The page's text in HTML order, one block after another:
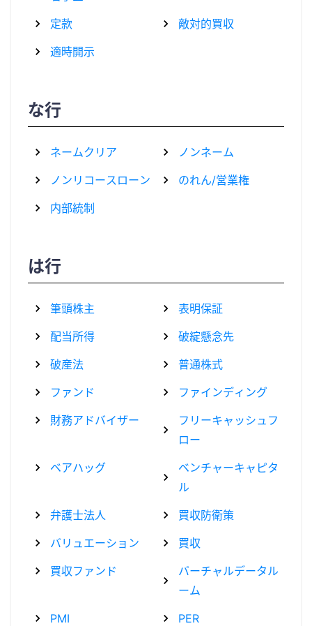
定款
敵対的買収
適時開示
な行
ネームクリア
ノンネーム
ノンリコースローン
のれん/営業権
内部統制
は行
筆頭株主
表明保証
配当所得
破綻懸念先
破産法
普通株式
ファンド
ファインディング
財務アドバイザー
フリーキャッシュフ
ロー
ベアハッグ
ベンチャーキャピタ
ル
弁護士法人
買収防衛策
バリュエーション
買収
買収ファンド
バーチャルデータル
ーム
PMI
PER